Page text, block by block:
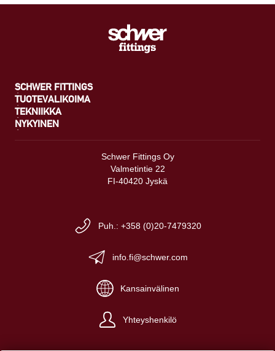
SCHWER FITTINGS
TUOTEVALIKOIMA
TEKNIIKKA
NYKYINEN
Schwer Fittings Oy
Valmetintie 22
FI-40420 Jyskä
Puh.: +358 (0)20-7479320
info.fi@schwer.com
Kansainvälinen
Yhteyshenkilö